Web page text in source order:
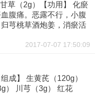
草（2g）【功用】 化瘀
腹痛。恶露不行，小腹
芎桃草酒炮姜，消瘀活
2017-07-07 17:50:09
成】 生黄芪（120g）
） 川芎（3g） 红花